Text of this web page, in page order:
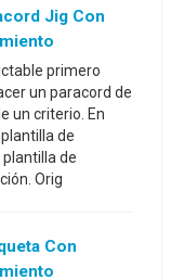
Jig Con
primero
un paracord de
un criterio. En
de
de
Orig
Con